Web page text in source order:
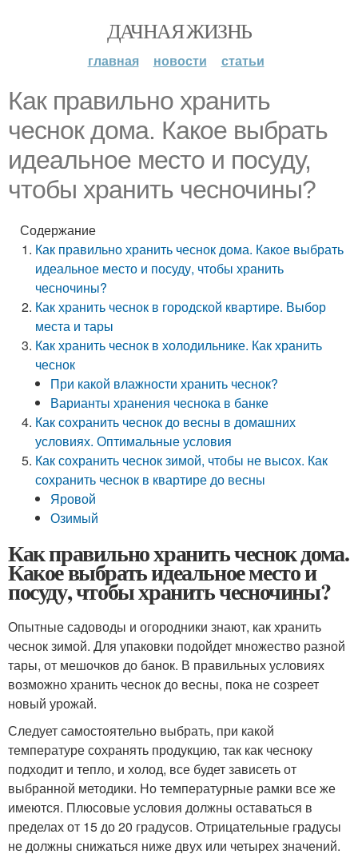
ДАЧНАЯ ЖИЗНЬ
главная новости статьи
Как правильно хранить
чеснок дома. Какое выбрать
идеальное место и посуду,
чтобы хранить чесночины?
Содержание
Как правильно хранить чеснок дома. Какое выбрать
идеальное место и посуду, чтобы хранить
чесночины?
Как хранить чеснок в городской квартире. Выбор
места и тары
Как хранить чеснок в холодильнике. Как хранить
чеснок
При какой влажности хранить чеснок?
Варианты хранения чеснока в банке
Как сохранить чеснок до весны в домашних
условиях. Оптимальные условия
Как сохранить чеснок зимой, чтобы не высох. Как
сохранить чеснок в квартире до весны
Яровой
Озимый
Как правильно хранить чеснок дома.
Какое выбрать идеальное место и
посуду, чтобы хранить чесночины?
Опытные садоводы и огородники знают, как хранить
чеснок зимой. Для упаковки подойдет множество разной
тары, от мешочков до банок. В правильных условиях
возможно хранить чеснок до весны, пока не созреет
новый урожай.
Следует самостоятельно выбрать, при какой
температуре сохранять продукцию, так как чесноку
подходит и тепло, и холод, все будет зависеть от
выбранной методики. Но температурные рамки все же
имеются. Плюсовые условия должны оставаться в
пределах от 15 до 20 градусов. Отрицательные градусы
не должны снижаться ниже двух или четырех значений.